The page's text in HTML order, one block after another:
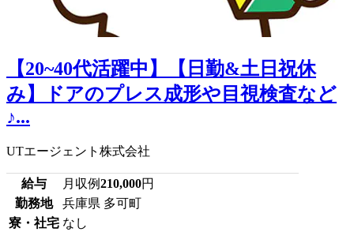
【20~40代活躍中】【日勤&土日祝休
み】ドアのプレス成形や目視検査など
♪...
UTエージェント株式会社
給与 月収例210,000円
勤務地
兵庫県 多可町
寮・社宅 なし